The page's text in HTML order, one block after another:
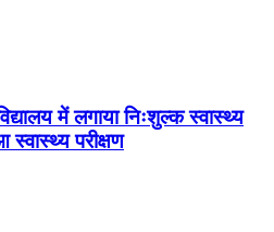
में लगाया निःशुल्क स्वास्थ्य
स्वास्थ्य परीक्षण